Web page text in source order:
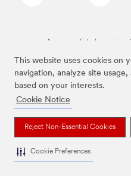
This website uses cookies on
navigation, analyze site
based on your interests.
Cookie Notice
Reject Non-Essential Cookies
Cookie Preferences
As marcas listadas a cima